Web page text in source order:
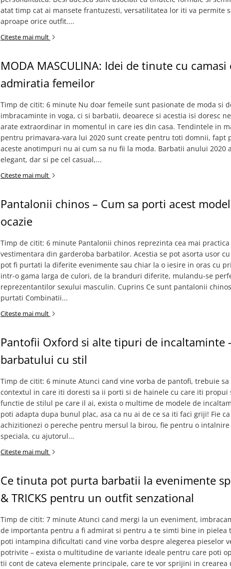
atat timp cat ai mansete frantuzesti, versatilitatea lor iti va permite
aproape orice outfit....
Citeste mai mult
MODA MASCULINA: Idei de tinute cu
admiratia femeilor
Timp de citit: 6 minute Nu doar femeile sunt pasionate de moda si
imbracaminte in voga, ci si barbatii, deoarece si acestia isi doresc
arate extraordinar in momentul in care ies din casa. Tendintele in
pentru primavara-vara lui 2020 sunt create pentru toti domnii, fapt
aceste anotimpuri nu ai cum sa nu fii la moda. Barbatii anului 2020
elegant, dar si pe cel casual,...
Citeste mai mult
Pantalonii chinos – Cum sa porti acest
ocazie
Timp de citit: 6 minute Pantalonii chinos reprezinta cea mai
vestimentara din garderoba barbatilor. Acestia se pot asorta usor
pot fi purtati la diferite evenimente sau chiar la o iesire in oras cu
intr-o gama larga de culori, de la branduri diferite, mulandu-se
reprezentantilor sexului masculin. Cuprins Ce sunt pantalonii
purtati Combinatii...
Citeste mai mult
Pantofii Oxford si alte tipuri de incaltaminte
barbatului cu stil
Timp de citit: 6 minute Atunci cand vine vorba de pantofi, trebuie
contextul in care iti doresti sa ii porti si de hainele cu care iti propui
functie de stilul pe care il ai, exista o multime de modele de
poti adapta dupa bunul plac, asa ca nu ai de ce sa iti faci griji! Fie
achizitionezi o pereche pentru mersul la birou, fie pentru o intalnire
speciala, cu ajutorul...
Citeste mai mult
Ce tinuta pot purta barbatii la evenimente
& TRICKS pentru un outfit senzational
Timp de citit: 7 minute Atunci cand mergi la un eveniment,
de importanta pentru a fi admirat si pentru a te simti bine in pielea
poti intampina dificultati cand vine vorba despre alegerea pieselor
potrivite – exista o multitudine de variante ideale pentru care poti
tii cont de cateva elemente principale, care te vor sprijini in crearea